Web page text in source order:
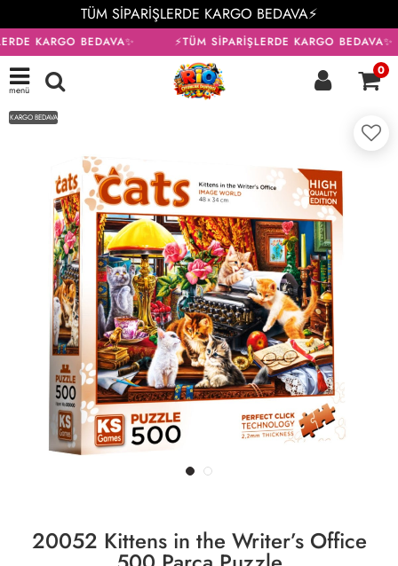
TÜM SİPARİŞLERDE KARGO BEDAVA⚡
KARGO BEDAVA✨ ⚡TÜM SİPARİŞLERDE KARGO BEDAVA✨
menü
0
KARGO BEDAVA
20052 Kittens in the Writer’s Office